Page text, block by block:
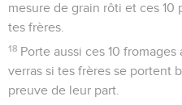
mesure de grain rôti et ces 10
tes frères.
18 Porte aussi ces 10
verras si tes frères se portent
preuve de leur part.